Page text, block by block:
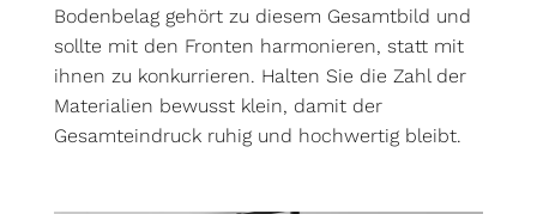
Bodenbelag gehört zu diesem Gesamtbild und
sollte mit den Fronten harmonieren, statt mit
ihnen zu konkurrieren. Halten Sie die Zahl der
Materialien bewusst klein, damit der
Gesamteindruck ruhig und hochwertig bleibt.